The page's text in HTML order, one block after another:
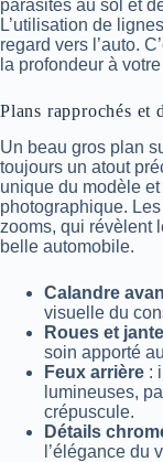
parasites au sol et
L’utilisation de
regard vers l’auto.
la profondeur à
Plans rapprochés et
Un beau gros plan
toujours un atout
unique du modèle
photographique.
zooms, qui révèlent
belle automobile.
Calandre
visuelle du
Roues et
soin apporté
Feux arrière :
lumineuses,
crépuscule.
Détails
l’élégance du